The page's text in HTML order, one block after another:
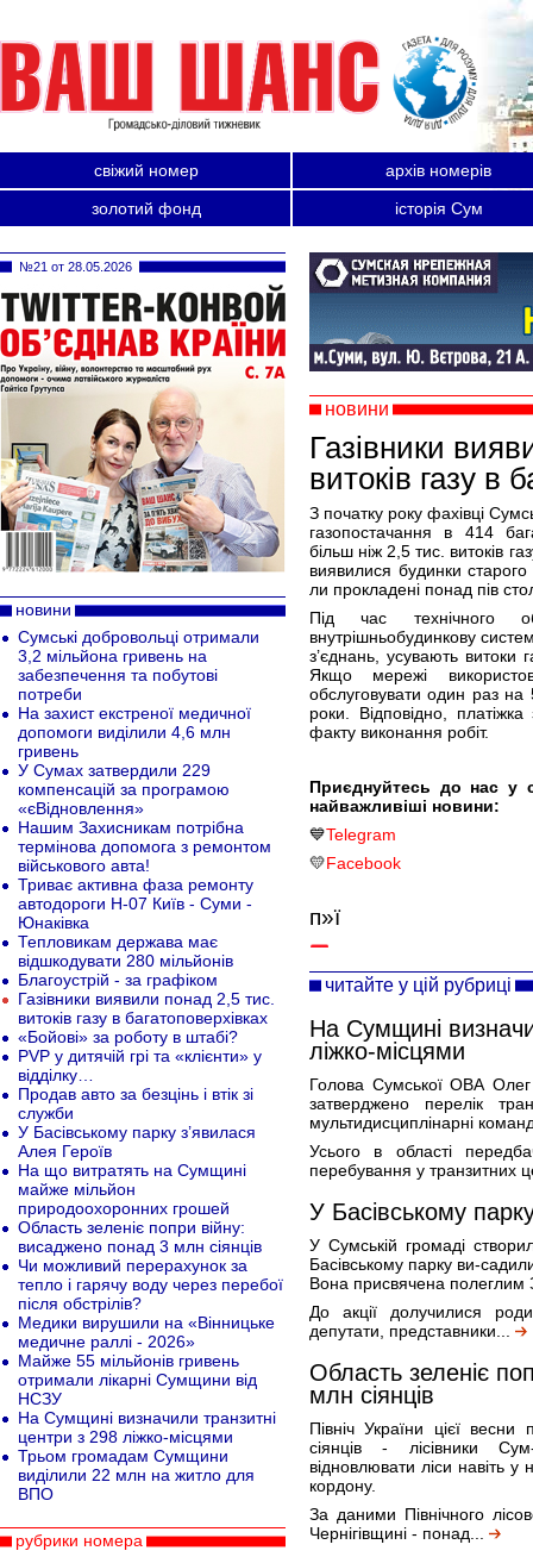
свіжий номер
архів номерів
золотий фонд
історія Сум
новини
Газівники
витоків газу в
З початку року фахівці
газопостачання в 414
більш ніж 2,5 тис. витоків
виявилися будинки
ли прокладені понад пів
Під час технічного
внутрішньобудинкову
з’єднань, усувають витоки
Якщо мережі
обслуговувати один раз
роки. Відповідно,
факту виконання робіт.
Приєднуйтесь до нас у
найважливіші новини:
💙Telegram
💛Facebook
п»ї
читайте у цій рубриці
На Сумщині
ліжко-місцями
Голова Сумської ОВА
затверджено перелік
мультидисциплінарні
Усього в області
перебування у транзитних
У Басівському
У Сумській громаді
Басівському парку ви-
Вона присвячена полеглим
До акції долучилися
депутати, представники...
Область зеленіє
млн сіянців
Північ України цієї
сіянців - лісівники
відновлювати ліси навіть у
кордону.
За даними Північного
Чернігівщині - понад...
№21 от 28.05.2026
новини
Сумські добровольці отримали
3,2 мільйона гривень на
забезпечення та побутові
потреби
На захист екстреної медичної
допомоги виділили 4,6 млн
гривень
У Сумах затвердили 229
компенсацій за програмою
«єВідновлення»
Нашим Захисникам потрібна
термінова допомога з ремонтом
військового авта!
Триває активна фаза ремонту
автодороги Н-07 Київ - Суми -
Юнаківка
Тепловикам держава має
відшкодувати 280 мільйонів
Благоустрій - за графіком
Газівники виявили понад 2,5 тис.
витоків газу в багатоповерхівках
«Бойові» за роботу в штабі?
PVP у дитячій грі та «клієнти» у
відділку…
Продав авто за безцінь і втік зі
служби
У Басівському парку з’явилася
Алея Героїв
На що витратять на Сумщині
майже мільйон
природоохоронних грошей
Область зеленіє попри війну:
висаджено понад 3 млн сіянців
Чи можливий перерахунок за
тепло і гарячу воду через перебої
після обстрілів?
Медики вирушили на «Вінницьке
медичне раллі - 2026»
Майже 55 мільйонів гривень
отримали лікарні Сумщини від
НСЗУ
На Сумщині визначили транзитні
центри з 298 ліжко-місцями
Трьом громадам Сумщини
виділили 22 млн на житло для
ВПО
рубрики номера